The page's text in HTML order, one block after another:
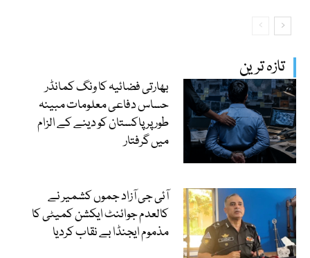
تازہ ترین
بھارتی فضائیہ کا ونگ کمانڈر
حساس دفاعی معلومات مبینہ
طور پر پاکستان کو دینے کے الزام
میں گرفتار
آئی جی آزاد جموں کشمیر نے
کالعدم جوائنٹ ایکشن کمیٹی کا
مذموم ایجنڈا بے نقاب کردیا